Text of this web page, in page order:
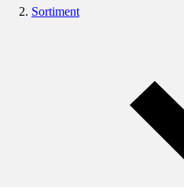
Sortiment